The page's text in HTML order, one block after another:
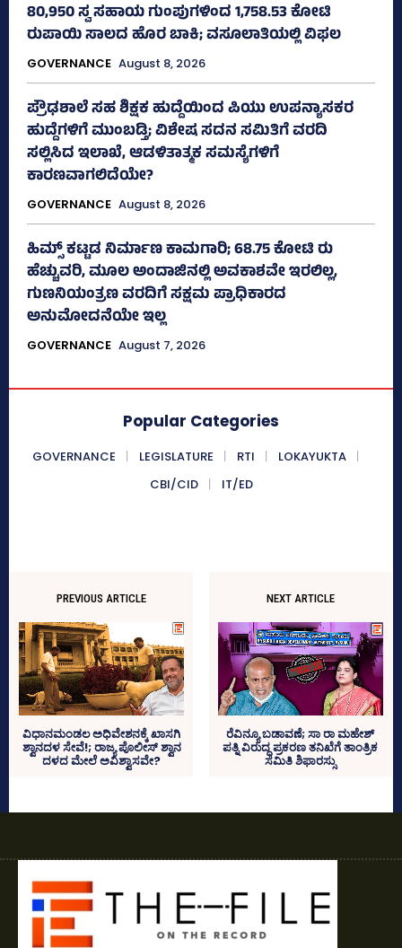
80,950 ಸ್ವ ಸಹಾಯ ಗುಂಪುಗಳಿಂದ 1,758.53 ಕೋಟಿ
ರುಪಾಯಿ ಸಾಲದ ಹೊರ ಬಾಕಿ; ವಸೂಲಾತಿಯಲ್ಲಿ ವಿಫಲ
GOVERNANCE August 8, 2026
ಪ್ರೌಢಶಾಲೆ ಸಹ ಶಿಕ್ಷಕ ಹುದ್ದೆಯಿಂದ ಪಿಯು ಉಪನ್ಯಾಸಕರ
ಹುದ್ದೆಗಳಿಗೆ ಮುಂಬಡ್ತಿ; ವಿಶೇಷ ಸದನ ಸಮಿತಿಗೆ ವರದಿ
ಸಲ್ಲಿಸಿದ ಇಲಾಖೆ, ಆಡಳಿತಾತ್ಮಕ ಸಮಸ್ಯೆಗಳಿಗೆ
ಕಾರಣವಾಗಲಿದೆಯೇ?
GOVERNANCE August 8, 2026
ಹಿಮ್ಸ್‌ ಕಟ್ಟಡ ನಿರ್ಮಾಣ ಕಾಮಗಾರಿ; 68.75 ಕೋಟಿ ರು
ಹೆಚ್ಚುವರಿ, ಮೂಲ ಅಂದಾಜಿನಲ್ಲಿ ಅವಕಾಶವೇ ಇರಲಿಲ್ಲ,
ಗುಣನಿಯಂತ್ರಣ ವರದಿಗೆ ಸಕ್ಷಮ ಪ್ರಾಧಿಕಾರದ
ಅನುಮೋದನೆಯೇ ಇಲ್ಲ
GOVERNANCE August 7, 2026
Popular Categories
GOVERNANCE LEGISLATURE RTI
LOKAYUKTA
CBI/CID
IT/ED
PREVIOUS ARTICLE
ವಿಧಾನಮಂಡಲ ಅಧಿವೇಶನಕ್ಕೆ ಖಾಸಗಿ
ಶ್ವಾನದಳ ಸೇವೆ!; ರಾಜ್ಯ ಪೊಲೀಸ್ ಶ್ವಾನ
ದಳದ ಮೇಲೆ ಅವಿಶ್ವಾಸವೇ?
NEXT ARTICLE
ರೆವಿನ್ಯೂ ಬಡಾವಣೆ; ಸಾ ರಾ ಮಹೇಶ್‌
ಪತ್ನಿ ವಿರುದ್ಧ ಪ್ರಕರಣ ತನಿಖೆಗೆ ತಾಂತ್ರಿಕ
ಸಮಿತಿ ಶಿಫಾರಸ್ಸು